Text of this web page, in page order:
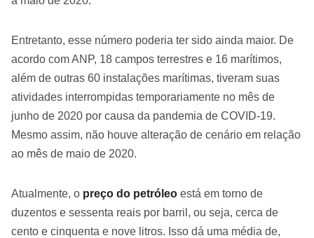
Entretanto, esse número poderia ter sido ainda maior. De
acordo com ANP, 18 campos terrestres e 16 marítimos,
além de outras 60 instalações marítimas, tiveram suas
atividades interrompidas temporariamente no mês de
junho de 2020 por causa da pandemia de COVID-19.
Mesmo assim, não houve alteração de cenário em relação
ao mês de maio de 2020.
Atualmente, o preço do petróleo está em torno de
duzentos e sessenta reais por barril, ou seja, cerca de
cento e cinquenta e nove litros. Isso dá uma média de,